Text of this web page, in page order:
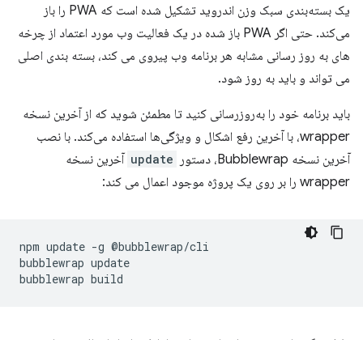
یک بسته‌بندی سبک وزن اندروید تشکیل شده است که PWA را باز
می‌کند. حتی اگر PWA باز شده در یک فعالیت وب مورد اعتماد از چرخه
های به روز رسانی مشابه هر برنامه وب پیروی می کند، بسته بندی اصلی
می تواند و باید به روز شود.
باید برنامه خود را به‌روزرسانی کنید تا مطمئن شوید که از آخرین نسخه
wrapper، با آخرین رفع اشکال و ویژگی‌ها استفاده می‌کند. با نصب
آخرین نسخه Bubblewrap، دستور
update آخرین نسخه
wrapper را بر روی یک پروژه موجود اعمال می کند:
npm update -g @bubblewrap/cli
bubblewrap update
bubblewrap